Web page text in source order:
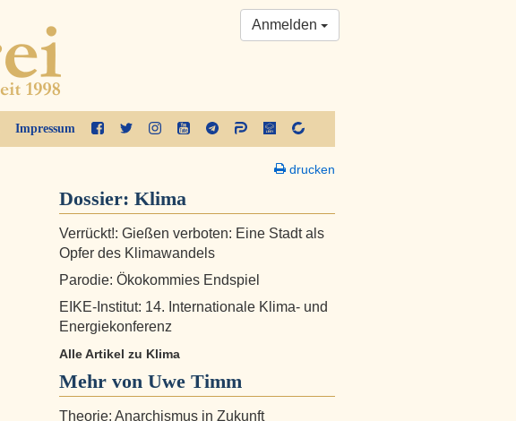
Impressum
Anmelden
drucken
Dossier: Klima
Verrückt!: Gießen verboten: Eine Stadt als
Opfer des Klimawandels
Parodie: Ökokommies Endspiel
EIKE-Institut: 14. Internationale Klima- und
Energiekonferenz
Alle Artikel zu Klima
Mehr von Uwe Timm
Theorie: Anarchismus in Zukunft